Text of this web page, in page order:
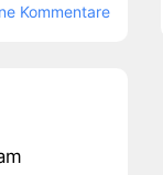
Kommentare